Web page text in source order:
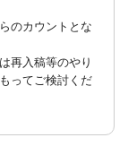
のカウントとな
再入稿等のやり
ってご検討くだ